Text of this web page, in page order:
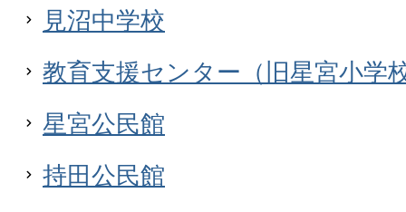
見沼中学校
教育支援センター（旧星宮小学
星宮公民館
持田公民館